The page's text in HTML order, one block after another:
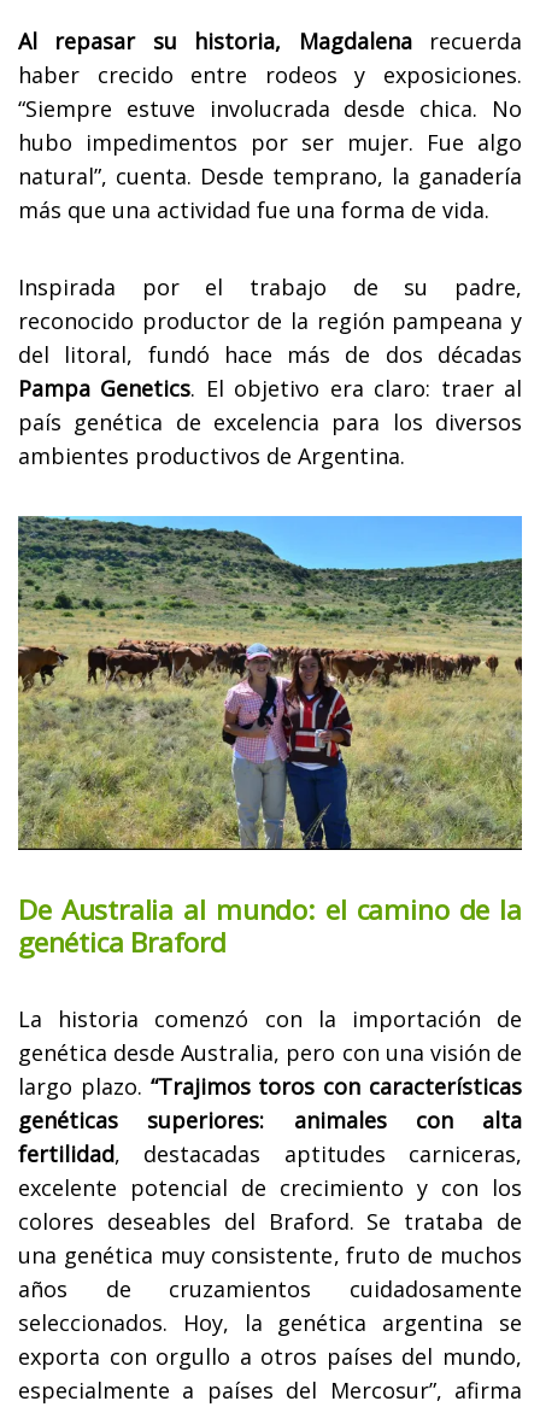
Al repasar su historia, Magdalena recuerda
haber crecido entre rodeos y exposiciones.
“Siempre estuve involucrada desde chica. No
hubo impedimentos por ser mujer. Fue algo
natural”, cuenta. Desde temprano, la ganadería
más que una actividad fue una forma de vida.
Inspirada por el trabajo de su padre,
reconocido productor de la región pampeana y
del litoral, fundó hace más de dos décadas
Pampa Genetics. El objetivo era claro: traer al
país genética de excelencia para los diversos
ambientes productivos de Argentina.
De Australia al mundo: el camino de la
genética Braford
La historia comenzó con la importación de
genética desde Australia, pero con una visión de
largo plazo. “Trajimos toros con características
genéticas superiores: animales con alta
fertilidad, destacadas aptitudes carniceras,
excelente potencial de crecimiento y con los
colores deseables del Braford. Se trataba de
una genética muy consistente, fruto de muchos
años de cruzamientos cuidadosamente
seleccionados. Hoy, la genética argentina se
exporta con orgullo a otros países del mundo,
especialmente a países del Mercosur”, afirma